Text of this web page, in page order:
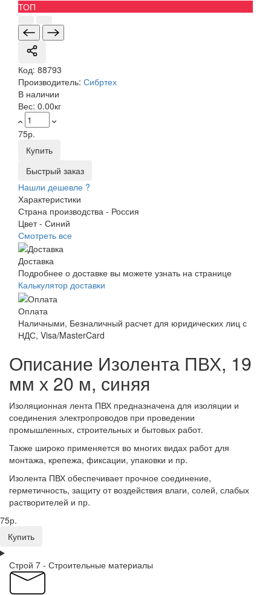
ТОП
Код: 88793
Производитель: Сибртех
В наличии
Вес: 0.00кг
75р.
Купить
Быстрый заказ
Нашли дешевле ?
Характеристики
Страна производства - Россия
Цвет - Синий
Смотреть все
Доставка
Подробнее о доставке вы можете узнать на странице
Калькулятор доставки
Оплата
Наличными, Безналичный расчет для юридических лиц с
НДС, Visa/MasterCard
Описание Изолента ПВХ, 19
мм х 20 м, синяя
Изоляционная лента ПВХ предназначена для изоляции и
соединения электропроводов при проведении
промышленных, строительных и бытовых работ.
Также широко применяется во многих видах работ для
монтажа, крепежа, фиксации, упаковки и пр.
Изолента ПВХ обеспечивает прочное соединение,
герметичность, защиту от воздействия влаги, солей, слабых
растворителей и пр.
75р.
Купить
Строй 7 - Строительные материалы